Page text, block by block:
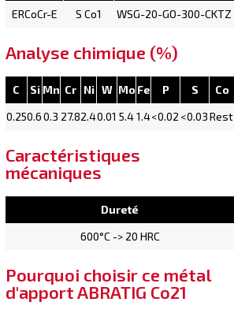
ERCoCr-E
S Co1 WSG-20-GO-300-CKTZ
Analyse chimique (%)
C Si Mn Cr Ni W MoFe P S
Co
0.250.60.3 27.82.40.01 5.41.4<0.02 <0.03Rest
Caractéristiques
mécaniques
Dureté
600°C -> 20 HRC
Pourquoi choisir ce métal
d'apport ABRATIG Co21